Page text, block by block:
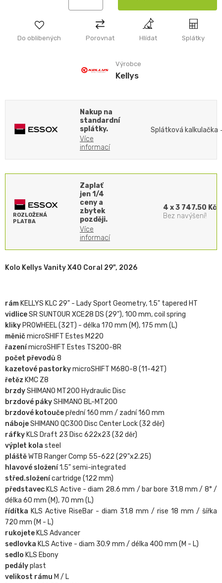
Výrobce
Kellys
Do oblibených Porovnat Hlídat Splátky
Nakup na
standardní
splátky.
Více
informací
Splátková kalkulačka
ROZLOŽENÁ
PLATBA
Zaplať
jen 1/4
ceny a
zbytek
později.
Více
informací
4 x 3 747.50 Kč
Bez navýšení!
Kolo Kellys Vanity X40 Coral 29", 2026
rám KELLYS KLC 29" - Lady Sport Geometry, 1.5" tapered HT
vidliceSR SUNTOUR XCE28 DS (29"), 100 mm, coil spring
kliky PROWHEEL (32T) - délka 170 mm (M), 175 mm (L)
měničmicroSHIFT Estes M220
řazenímicroSHIFT Estes TS200-8R
počet převodů 8
kazetové pastorkymicroSHIFT M680-8 (11-42T)
řetěz KMC Z8
brzdySHIMANO MT200 Hydraulic Disc
brzdové pákySHIMANO BL-MT200
brzdové kotoučepřední 160 mm / zadní 160 mm
nábojeSHIMANO QC300 Disc Center Lock (32 děr)
ráfky KLS Draft 23 Disc 622x23 (32 děr)
výplet kola steel
pláštěWTB Ranger Comp 55-622 (29"x2.25)
hlavové složení1.5" semi-integrated
střed.složenícartridge (122 mm)
představec KLS Active - diam 28.6 mm / bar bore 31.8 mm / 8° /
délka 60 mm (M), 70 mm (L)
řídítka KLS Active RiseBar - diam 31.8 mm / rise 18 mm / šířka
720 mm (M - L)
rukojete KLS Advancer
sedlovka KLS Active - diam 30.9 mm / délka 400 mm (M - L)
sedlo KLS Ebony
pedályplast
velikost rámu M / L